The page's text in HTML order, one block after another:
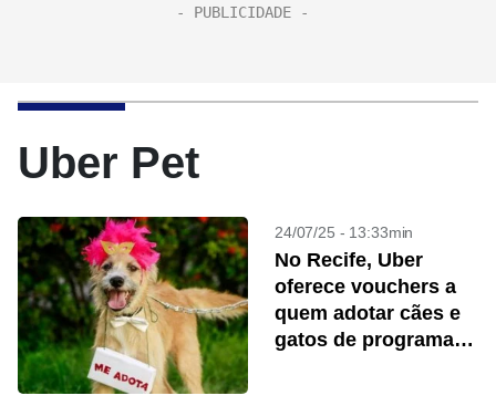
Uber Pet
24/07/25 - 13:33min
No Recife, Uber
oferece vouchers a
quem adotar cães e
gatos de programa